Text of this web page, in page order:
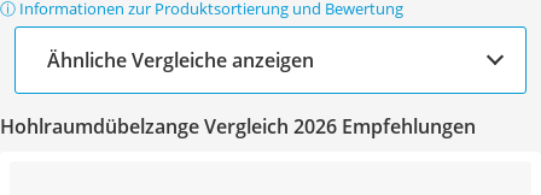
ⓘ Informationen zur Produktsortierung und Bewertung
Ähnliche Vergleiche anzeigen
Hohlraumdübelzange Vergleich 2026 Empfehlungen